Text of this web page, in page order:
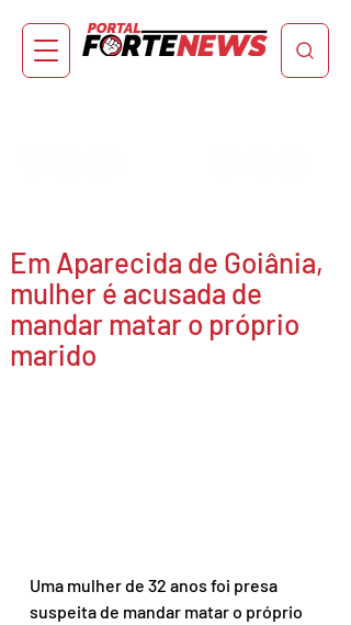
Em Aparecida de Goiânia,
mulher é acusada de
mandar matar o próprio
marido
Uma mulher de 32 anos foi presa
suspeita de mandar matar o próprio